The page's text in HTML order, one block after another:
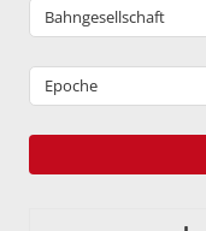
Bahngesellschaft
Epoche